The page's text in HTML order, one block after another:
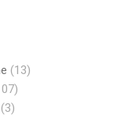
1313
107
33